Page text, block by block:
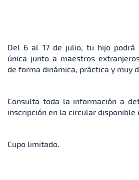
Del 6 al 17 de julio, tu hijo podrá
única junto a maestros
de forma dinámica, práctica y muy
Consulta toda la información a
inscripción en la circular disponible
Cupo limitado.